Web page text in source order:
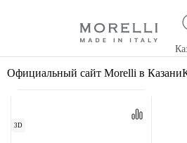
Официальный сайт Morelli в Казани
3D